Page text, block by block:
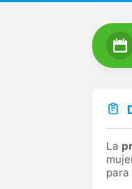
La
para